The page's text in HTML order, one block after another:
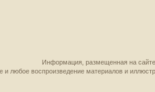
Информация, размещенная на
и любое воспроизведение материалов и